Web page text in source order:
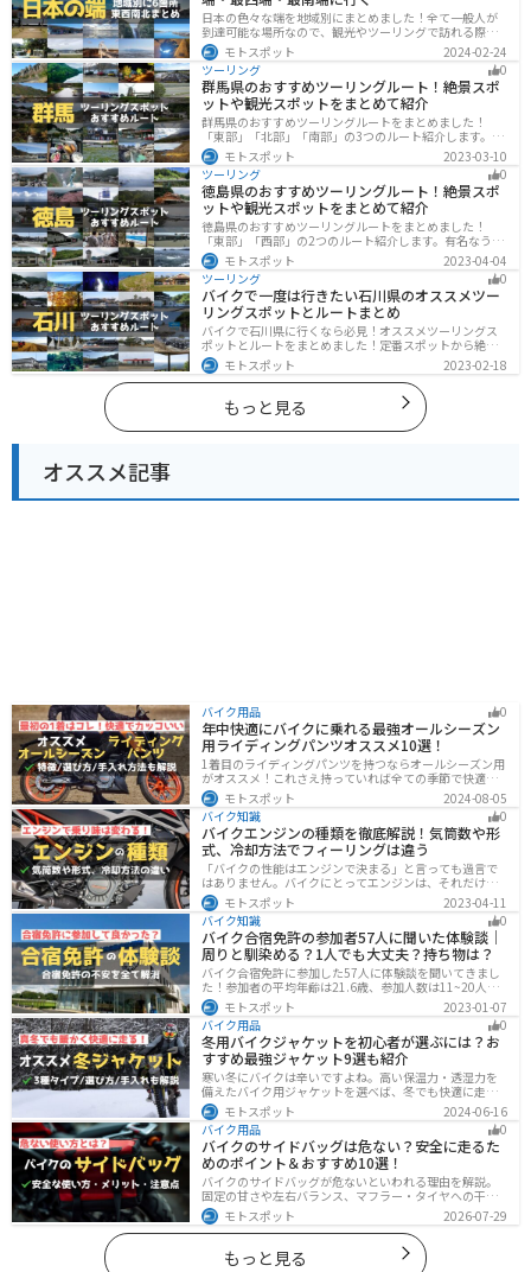
日本の色々な端を地域別にまとめました！全て一般人が
到達可能な場所なので、観光やツーリングで訪れる際の
参考にしてください。
モトスポット
2024-02-24
ツーリング
0
群馬県のおすすめツーリングルート！絶景スポ
ットや観光スポットをまとめて紹介
群馬県のおすすめツーリングルートをまとめました！
「東部」「北部」「南部」の3つのルート紹介します。草
津温泉や伊香保温泉など全国でも有名な温泉や豊かな自
然を満喫するツーリングができます。バイクで群馬県に
ツーリングに行く際は参考にしてください。
モトスポット
2023-03-10
ツーリング
0
徳島県のおすすめツーリングルート！絶景スポ
ットや観光スポットをまとめて紹介
徳島県のおすすめツーリングルートをまとめました！
「東部」「西部」の2つのルート紹介します。有名なうず
しおや山を中心とした自然豊かなスポットが多数ありま
す。バイクで徳島県にツーリングに行く際は参考にして
ください。
モトスポット
2023-04-04
ツーリング
0
バイクで一度は行きたい石川県のオススメツー
リングスポットとルートまとめ
バイクで石川県に行くなら必見！オススメツーリングス
ポットとルートをまとめました！定番スポットから絶景
スポット、温泉、海、グルメなど様々なジャンルで楽し
めます。バイクで石川ツーリングに行こうと思っている
人は、参考にしてください。
モトスポット 2023-02-18
もっと見る
オススメ記事
バイク用品 0
年中快適にバイクに乗れる最強オールシーズン
用ライディングパンツオススメ10選！
1着目のライディングパンツを持つならオールシーズン用
がオススメ！これさえ持っていれば全ての季節で快適に
ツーリングできます。快適性だけでなく、機能性やデザ
インに優れたものも多くあるので、安全にカッコよくバ
イクに乗りたい人は是非持っておきましょう。
モトスポット
2024-08-05
バイク知識
0
バイクエンジンの種類を徹底解説！気筒数や形
式、冷却方法でフィーリングは違う
「バイクの性能はエンジンで決まる」と言っても過言で
はありません。バイクにとってエンジンは、それだけ重
要なパーツなんです。エンジンの種類と特徴を知れば、
あなたもワンランク上のバイク選びができるようになり
ます！
モトスポット
2023-04-11
バイク知識
0
バイク合宿免許の参加者57人に聞いた体験談｜
周りと馴染める？1人でも大丈夫？持ち物は？
バイク合宿免許に参加した57人に体験談を聞いてきまし
た！参加者の平均年齢は21.6歳、参加人数は11~20人な
ど統計情報や人間関係はどうだったのか、持っていくべ
きものなど参加する前に知っておきたい情報をまとめま
した。
モトスポット
2023-01-07
バイク用品
0
冬用バイクジャケットを初心者が選ぶには？お
すすめ最強ジャケット9選も紹介
寒い冬にバイクは辛いですよね。高い保温力・透湿力を
備えたバイク用ジャケットを選べば、冬でも快適に走る
ことができます！さらに電熱ジャケットであれば、どん
な過酷な環境でも全く寒さを感じずバイクに乗れます。
正しい装備を揃えて今年の冬も乗り切りましょう！
モトスポット
2024-06-16
バイク用品
0
バイクのサイドバッグは危ない？安全に走るた
めのポイント＆おすすめ10選！
バイクのサイドバッグが危ないといわれる理由を解説。
固定の甘さや左右バランス、マフラー・タイヤへの干
渉、横幅の変化など安全上の注意点に加え、メリット・
デメリット、容量・素材・防水性を踏まえた選び方、お
すすめのサイドバッグ10選を紹介します。
モトスポット 2026-07-29
もっと見る